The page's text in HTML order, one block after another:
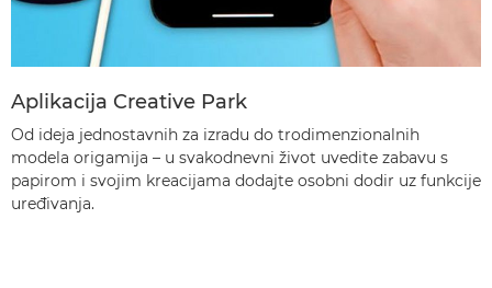
Aplikacija Creative Park
Od ideja jednostavnih za izradu do trodimenzionalnih
modela origamija – u svakodnevni život uvedite zabavu s
papirom i svojim kreacijama dodajte osobni dodir uz funkcije
uređivanja.